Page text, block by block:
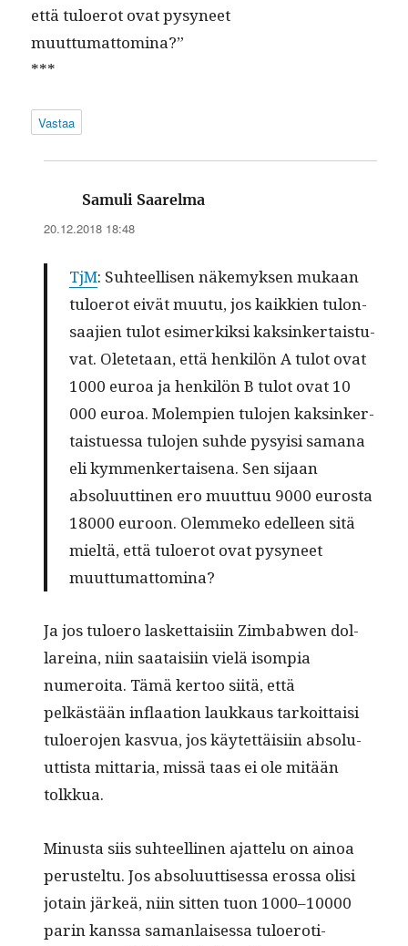
että tulo­erot ovat pysyneet
muuttumattomina?”
***
Vastaa
Samuli Saarelma
20.12.2018 18:48
TjM: Suh­teel­lisen näke­myk­sen mukaan
tulo­erot eivät muu­tu, jos kaikkien tulon­
saa­jien tulot esimerkik­si kaksinker­tais­tu­
vat. Olete­taan, että henkilön A tulot ovat
1000 euroa ja henkilön B tulot ovat 10
000 euroa. Molem­pi­en tulo­jen kaksinker­
taistues­sa tulo­jen suhde pysy­isi samana
eli kym­menker­taise­na. Sen sijaan
absolu­ut­ti­nen ero muut­tuu 9000 eurosta
18000 euroon. Olem­meko edelleen sitä
mieltä, että tulo­erot ovat pysyneet
muuttumattomina?
Ja jos tulo­ero las­ket­taisi­in Zim­bab­wen dol­
lareina, niin saataisi­in vielä isom­pia
numeroi­ta. Tämä ker­too siitä, että
pelkästään inflaa­tion laukkaus tarkoit­taisi
tulo­ero­jen kasvua, jos käytet­täisi­in absolu­
ut­tista mit­taria, mis­sä taas ei ole mitään
tolkkua.
Minus­ta siis suh­teelli­nen ajat­telu on ain­oa
perustel­tu. Jos absolu­ut­tises­sa erossa olisi
jotain järkeä, niin sit­ten tuon 1000–10000
parin kanssa saman­laises­sa tulo­eroti­